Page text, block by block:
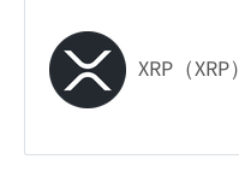
XRP（XRP）